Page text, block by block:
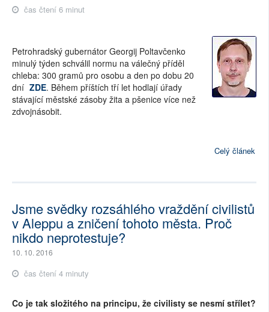
čas čtení 6 minut
Petrohradský gubernátor Georgij Poltavčenko
minulý týden schválil normu na válečný příděl
chleba: 300 gramů pro osobu a den po dobu 20
dní ZDE. Během příštích tří let hodlají úřady
stávající městské zásoby žita a pšenice více než
zdvojnásobit.
Celý článek
Jsme svědky rozsáhlého vraždění civilistů
v Aleppu a zničení tohoto města. Proč
nikdo neprotestuje?
10. 10. 2016
čas čtení 4 minuty
Co je tak složitého na principu, že civilisty se nesmí střílet?